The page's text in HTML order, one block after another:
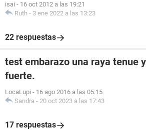
isai - 16 oct 2012 a las 19:21
Ruth - 3 ene 2022 a las 13:23
22 respuestas
test embarazo una raya tenue
fuerte.
LocaLupi - 16 ago 2016 a las 05:15
Sandra - 20 oct 2023 a las 17:43
17 respuestas